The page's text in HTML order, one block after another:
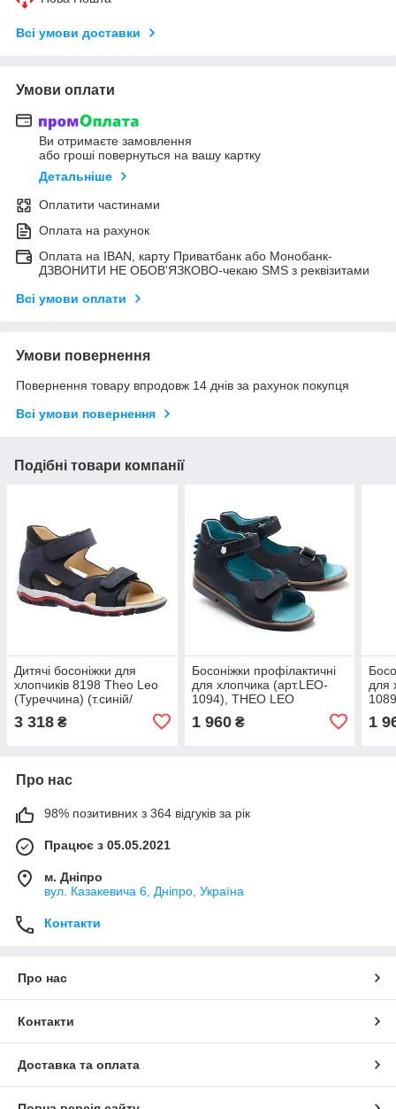
Всі умови доставки
Умови оплати
Ви отримаєте замовлення
або гроші повернуться на вашу картку
Детальніше
Оплатити частинами
Оплата на рахунок
Оплата на IBAN, карту Приватбанк або Монобанк-
ДЗВОНИТИ НЕ ОБОВ'ЯЗКОВО-чекаю SMS з реквізитами
Всі умови оплати
Умови повернення
Повернення товару впродовж 14 днів за рахунок покупця
Всі умови повернення
Подібні товари компанії
Дитячі босоніжки для
хлопчиків 8198 Theo Leo
(Туреччина) (т.синій/
3 318 ₴
Босоніжки профілактичні
для хлопчика (арт.LEO-
1094), THEO LEO
(Туреччина) (т.синій, 23)
1 960₴
для
1
Про нас
98% позитивних з 364 відгуків за рік
Працює з 05.05.2021
м. Дніпро
вул. Казакевича 6, Дніпро, Україна
Контакти
Про нас
Контакти
Доставка та оплата